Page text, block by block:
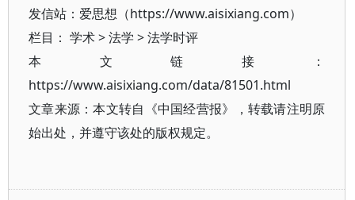
发信站：爱思想（https://www.aisixiang.com）
栏目： 学术>法学 >法学时评
本文链接：
https://www.aisixiang.com/data/81501.html
文章来源：本文转自《中国经营报》，转载请注明原
始出处，并遵守该处的版权规定。